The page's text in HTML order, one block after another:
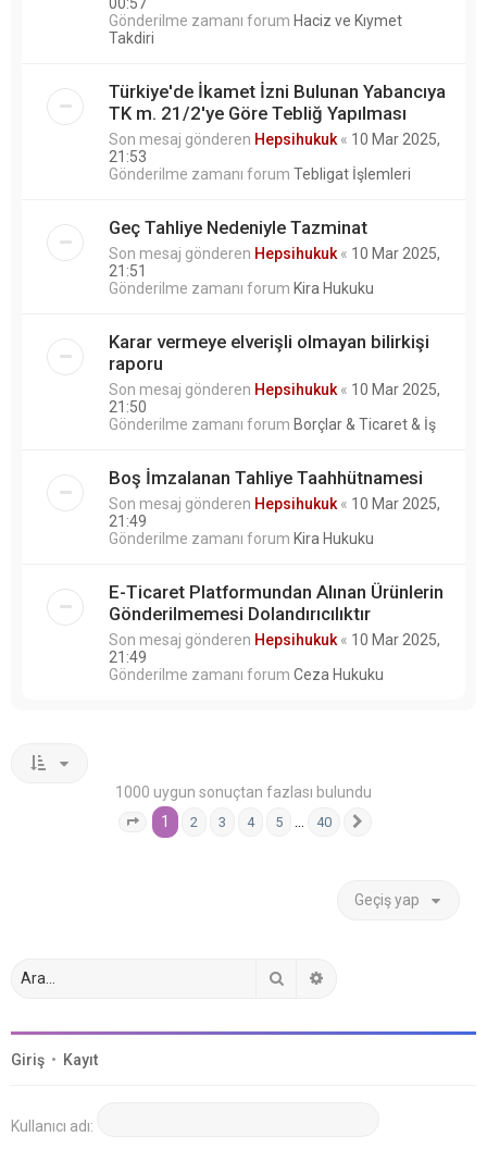
Gönderilme zamanı forum Haciz ve Kıymet
Takdiri
Türkiye'de İkamet İzni Bulunan Yabancıya
TK m. 21/2'ye Göre Tebliğ Yapılması
Son mesaj gönderen Hepsihukuk « 10 Mar 2025,
21:53
Gönderilme zamanı forum Tebligat İşlemleri
Geç Tahliye Nedeniyle Tazminat
Son mesaj gönderen Hepsihukuk « 10 Mar 2025,
21:51
Gönderilme zamanı forum Kira Hukuku
Karar vermeye elverişli olmayan bilirkişi
raporu
Son mesaj gönderen Hepsihukuk « 10 Mar 2025,
21:50
Gönderilme zamanı forum Borçlar & Ticaret & İş
Boş İmzalanan Tahliye Taahhütnamesi
Son mesaj gönderen Hepsihukuk « 10 Mar 2025,
21:49
Gönderilme zamanı forum Kira Hukuku
E-Ticaret Platformundan Alınan Ürünlerin
Gönderilmemesi Dolandırıcılıktır
Son mesaj gönderen Hepsihukuk « 10 Mar 2025,
21:49
Gönderilme zamanı forum Ceza Hukuku
1000 uygun sonuçtan fazlası bulundu
. sayfa (Toplam40 sayfa)
1 2 3 4 5 40
Geçiş yap
Giriş • Kayıt
Kullanıcı adı: